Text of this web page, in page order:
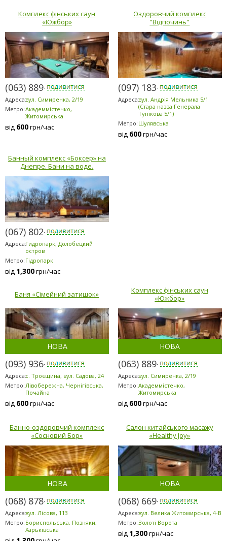
Комплекс фінських саун
«Южбор»
(063) 889-6200
Адреса:вул. Симиренка, 2/19
Метро:Академмістечко,
Житомирська
від 600грн/час
Оздоровчий комплекс
"Відпочинь"
(097) 183-9184
Адреса:вул. Андрія Мельника 5/1
(Стара назва Генерала
Тупікова 5/1)
Метро: Шулявська
від 600грн/час
Банный комплекс «Боксер» на
Днепре. Бани на воде.
(067) 802-6898
Адреса:Гидропарк, Долобецкий
остров
Метро: Гідропарк
від 1,300грн/час
Баня «Сімейний затишок»
НОВА
(093) 936-7869
Адреса:с. Троєщина, вул. Садова, 24
Метро: Лівобережна, Чернігівська,
Почайна
від 600грн/час
Комплекс фінських саун
«Южбор»
НОВА
(063) 889-6200
Адреса:вул. Симиренка, 2/19
Метро:Академмістечко,
Житомирська
від 600грн/час
Банно-оздоровчий комплекс
«Сосновий Бор»
НОВА
(068) 878-5953
Адреса:вул. Лісова, 113
Метро: Бориспольська, Позняки,
Харьківська
Салон китайського масажу
«Healthy Joy»
НОВА
(068) 669-7071
Адреса:вул. Велика Житомирська, 4-В
Метро:Золоті Ворота
від 1,300грн/час